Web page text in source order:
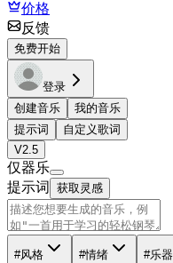
价格
反馈
免费开始
登录
创建音乐
我的音乐
提示词
自定义歌词
V2.5
仅器乐
提示词
获取灵感
#风格 #情绪 #乐器